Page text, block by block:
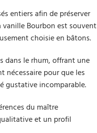
entiers afin de préserver
vanille Bourbon est souvent
choisie en bâtons.
dans le rhum, offrant une
nécessaire pour que les
gustative incomparable.
du maître
et un profil